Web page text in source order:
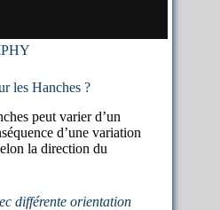
les Hanches ?
peut varier d’un
d’une variation
la direction du
différente orientation